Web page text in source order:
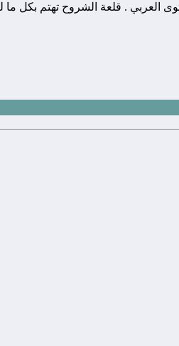
في إثراء و تعزيز المحتوى العربي . قلعة الشروح